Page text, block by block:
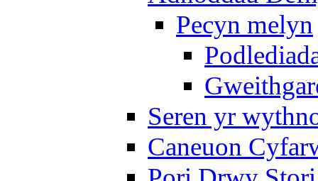
Pecyn melyn
Seren yr
Caneuon